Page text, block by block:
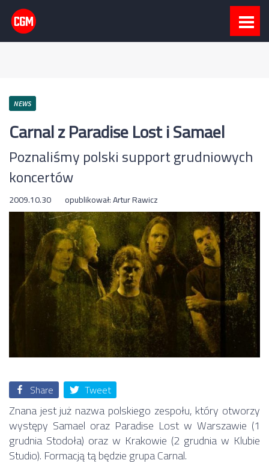
NEWS
Carnal z Paradise Lost i Samael
Poznaliśmy polski support grudniowych
koncertów
2009.10.30 opublikował:Artur Rawicz
Share Tweet
Znana jest już nazwa polskiego zespołu, który otworzy
występy Samael oraz Paradise Lost w Warszawie (1
grudnia Stodoła) oraz w Krakowie (2 grudnia w Klubie
Studio). Formacją tą będzie grupa Carnal.